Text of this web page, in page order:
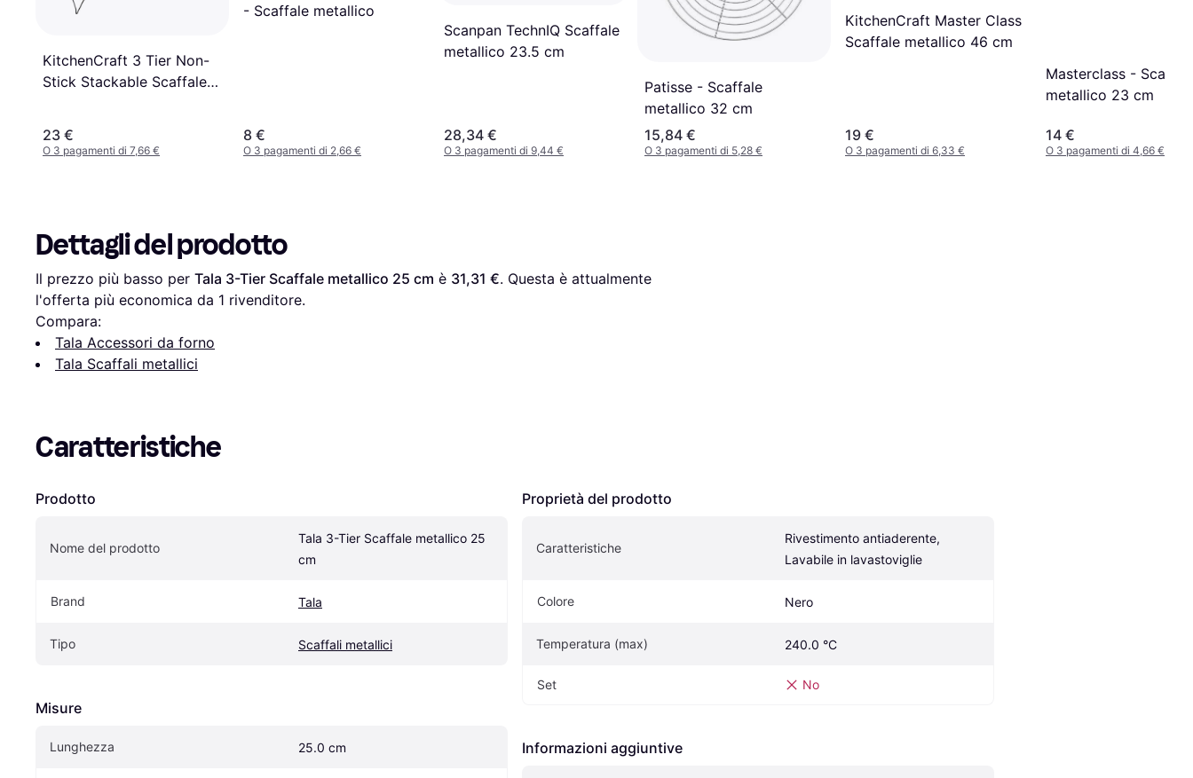
KitchenCraft 3 Tier Non-
Stick Stackable Scaffale
23 €
O 3 pagamenti di 7,66 €
- Scaffale metallico
8 €
O 3 pagamenti di 2,66 €
Scanpan TechnIQ Scaffale
metallico 23.5 cm
28,34 €
O 3 pagamenti di 9,44 €
Patisse - Scaffale
metallico 32 cm
15,84 €
O 3 pagamenti di 5,28 €
KitchenCraft Master Class
Scaffale metallico 46 cm
19 €
O 3 pagamenti di 6,33 €
Masterclass -
metallico 23 cm
14 €
O 3 pagamenti di 4,66 €
Dettagli del prodotto
Il prezzo più basso per Tala 3-Tier Scaffale metallico 25 cm è 31,31 €. Questa è attualmente
l'offerta più economica da 1 rivenditore.
Compara:
Tala Accessori da forno
Tala Scaffali metallici
Caratteristiche
Prodotto
Nome del prodotto
Tala 3-Tier Scaffale metallico 25
cm
Brand Tala
Tipo Scaffali metallici
Misure
Lunghezza 25.0 cm
Proprietà del prodotto
Caratteristiche
Rivestimento antiaderente,
Lavabile in lavastoviglie
Colore Nero
Temperatura (max) 240.0 °C
Set No
Informazioni aggiuntive